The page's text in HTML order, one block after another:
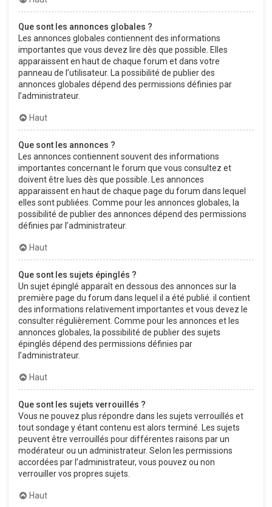
Que sont les annonces globales ?
Les annonces globales contiennent des informations
importantes que vous devez lire dès que possible. Elles
apparaissent en haut de chaque forum et dans votre
panneau de l’utilisateur. La possibilité de publier des
annonces globales dépend des permissions définies par
l’administrateur.
Haut
Que sont les annonces ?
Les annonces contiennent souvent des informations
importantes concernant le forum que vous consultez et
doivent être lues dès que possible. Les annonces
apparaissent en haut de chaque page du forum dans lequel
elles sont publiées. Comme pour les annonces globales, la
possibilité de publier des annonces dépend des permissions
définies par l’administrateur.
Haut
Que sont les sujets épinglés ?
Un sujet épinglé apparaît en dessous des annonces sur la
première page du forum dans lequel il a été publié. il contient
des informations relativement importantes et vous devez le
consulter régulièrement. Comme pour les annonces et les
annonces globales, la possibilité de publier des sujets
épinglés dépend des permissions définies par
l’administrateur.
Haut
Que sont les sujets verrouillés ?
Vous ne pouvez plus répondre dans les sujets verrouillés et
tout sondage y étant contenu est alors terminé. Les sujets
peuvent être verrouillés pour différentes raisons par un
modérateur ou un administrateur. Selon les permissions
accordées par l’administrateur, vous pouvez ou non
verrouiller vos propres sujets.
Haut